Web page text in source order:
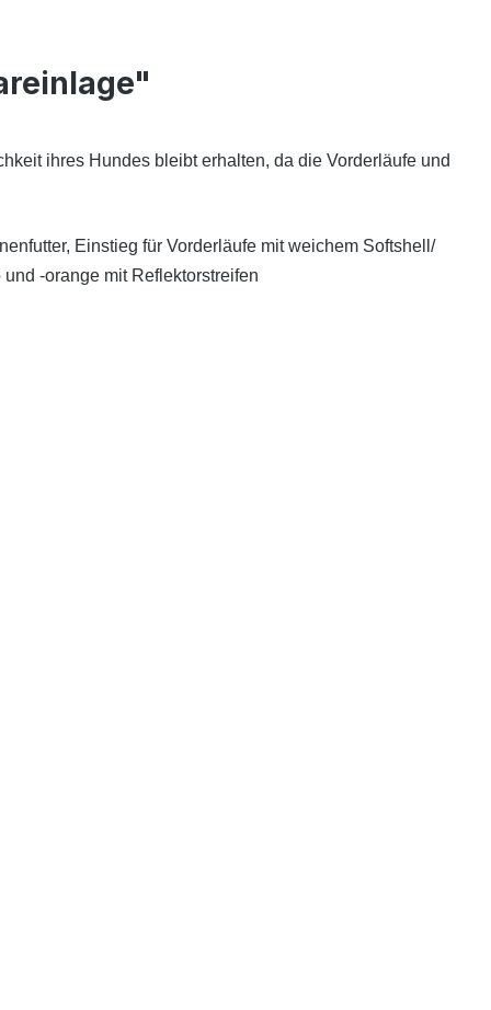
ihres Hundes bleibt erhalten, da die Vorderläufe und
Einstieg für Vorderläufe mit weichem Softshell/
-orange mit Reflektorstreifen